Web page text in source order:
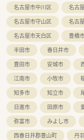
名古屋市中川区
名古
名古屋市守山区
名古
名古屋市天白区
豊橋
半田市
春日井市
豊田市
安城市
江南市
小牧市
知多市
知立市
日進市
田原市
弥富市
みよし市
西春日井郡豊山町
丹